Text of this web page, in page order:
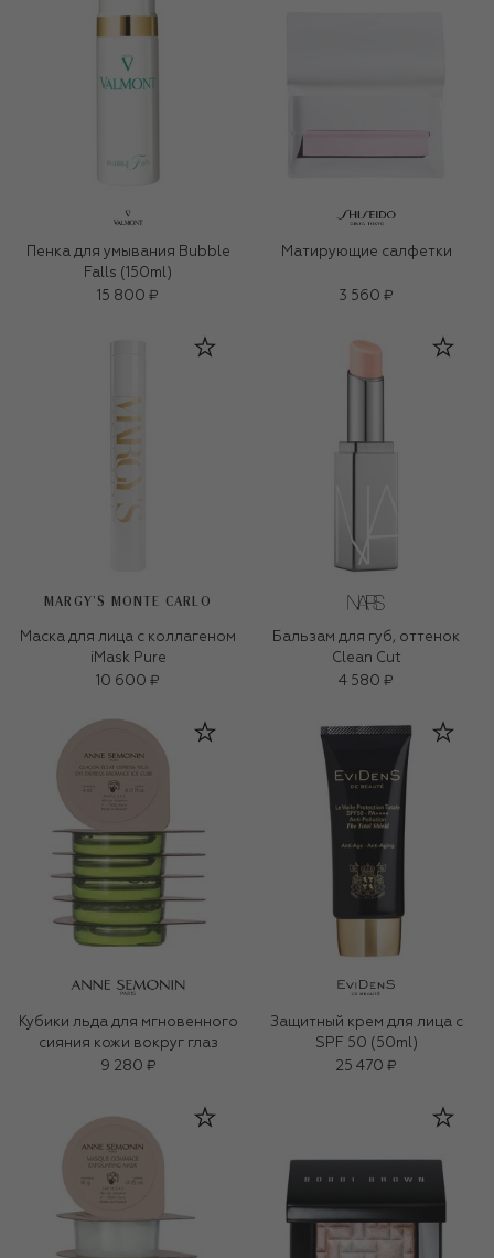
Пенка для умывания Bubble
Falls (150ml)
15 800 ₽
Матирующие салфетки
3 560 ₽
MARGY’S MONTE CARLO
Маска для лица с коллагеном
iMask Pure
10 600 ₽
Бальзам для губ, оттенок
Clean Cut
4 580 ₽
Кубики льда для мгновенного
сияния кожи вокруг глаз
9 280 ₽
Защитный крем для лица с
SPF 50 (50ml)
25 470 ₽